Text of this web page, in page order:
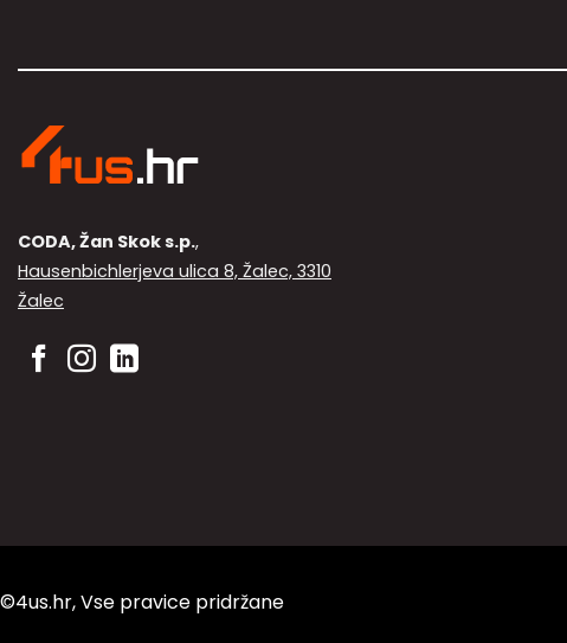
CODA, Žan Skok s.p.,
Hausenbichlerjeva ulica 8, Žalec, 3310
Žalec
©4us.hr, Vse pravice pridržane